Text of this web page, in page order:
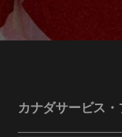
カナダサービス・